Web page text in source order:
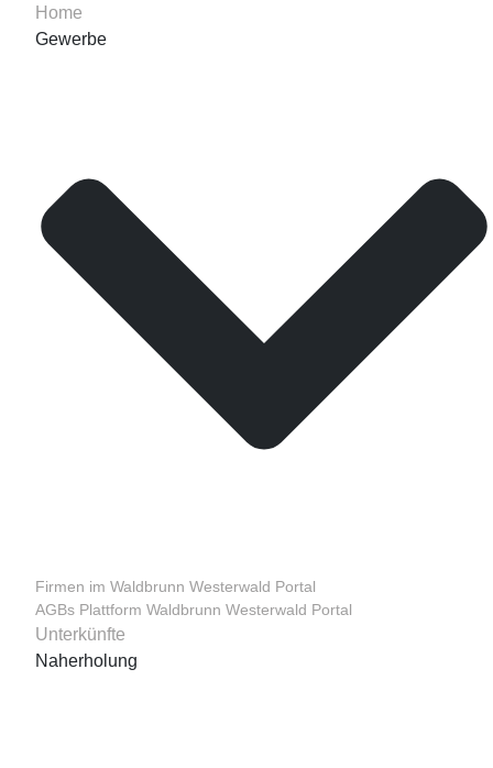
Home
Gewerbe
Firmen im Waldbrunn Westerwald Portal
AGBs Plattform Waldbrunn Westerwald Portal
Unterkünfte
Naherholung